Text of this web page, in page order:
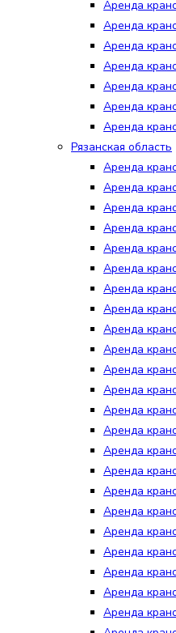
Аренда
Аренда
Аренда
Аренда
Аренда
Аренда
Аренда
Рязанская область
Аренда
Аренда
Аренда
Аренда
Аренда
Аренда
Аренда
Аренда
Аренда
Аренда
Аренда
Аренда
Аренда
Аренда
Аренда
Аренда
Аренда
Аренда
Аренда
Аренда
Аренда
Аренда
Аренда